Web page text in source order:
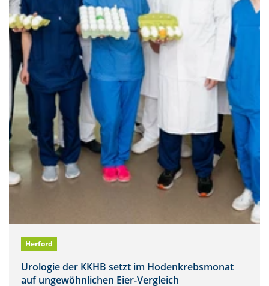
Herford
Urologie der KKHB setzt im Hodenkrebsmonat
auf ungewöhnlichen Eier-Vergleich